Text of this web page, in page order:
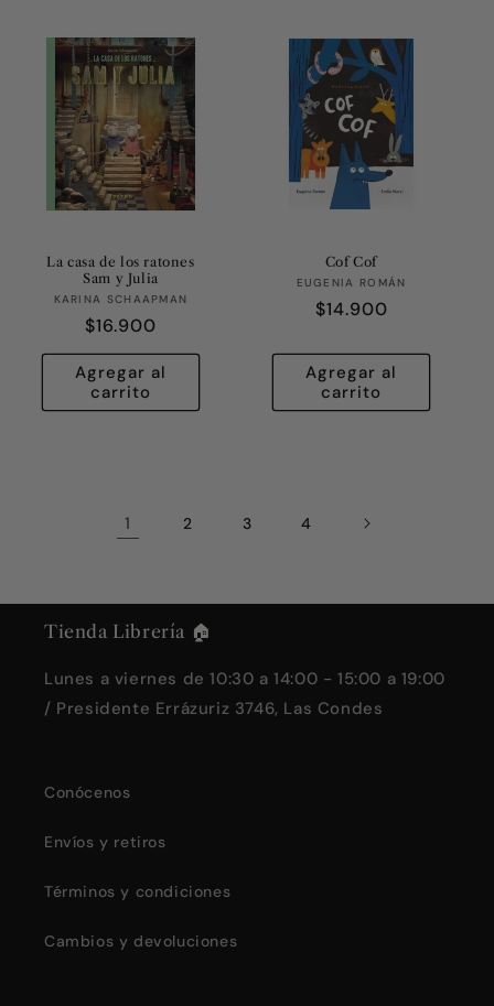
La casa de los ratones
Sam y Julia
Proveedor:
KARINA SCHAAPMAN
Precio
habitual
$16.900
Agregar al
carrito
Cof Cof
Proveedor:
EUGENIA ROMÁN
Precio
$14.900
Agregar al
carrito
1 2 3 4
Tienda Librería 🏠
Lunes a viernes de 10:30 a 14:00 - 15:00 a 19:00
/ Presidente Errázuriz 3746, Las Condes
Conócenos
Envíos y retiros
Términos y condiciones
Cambios y devoluciones